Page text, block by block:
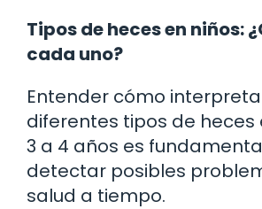
Tipos de heces en niños:
cada uno?
Entender cómo
diferentes tipos de heces
3 a 4 años es
detectar posibles
salud a tiempo.